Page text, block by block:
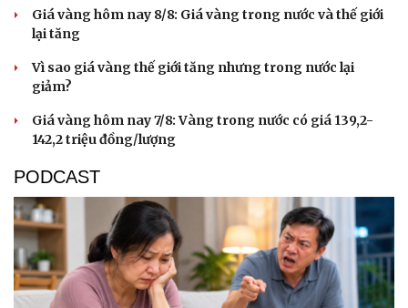
Giá vàng hôm nay 8/8: Giá vàng trong nước và thế giới
lại tăng
Vì sao giá vàng thế giới tăng nhưng trong nước lại
giảm?
Giá vàng hôm nay 7/8: Vàng trong nước có giá 139,2-
142,2 triệu đồng/lượng
PODCAST